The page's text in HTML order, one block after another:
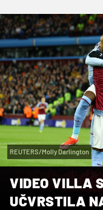
REUTERS/Molly Darlington
VIDEO VILLA
UČVRSTILA